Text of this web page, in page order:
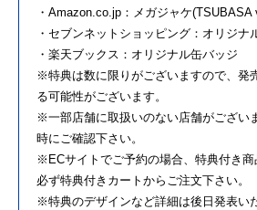
・Amazon.co.jp：メガジャケ(TSUBASA
・セブンネットショッピング：オリジナ
・楽天ブックス：オリジナル缶バッジ
※特典は数に限りがございますので、発
る可能性がございます。
※一部店舗に取扱いのない店舗がござい
時にご確認下さい。
※ECサイトでご予約の場合、特典付き
必ず特典付きカートからご注文下さい。
※特典のデザインなど詳細は後日発表い